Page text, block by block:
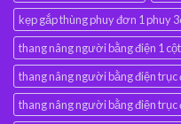
kẹp gắp thùng phuy đơn 1 phuy
thang nâng người bằng điện 1
thang nâng người bằng điện trục
thang nâng người bằng điện trục